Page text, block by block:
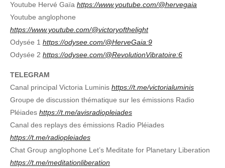
Youtube Hervé Gaïa https://www.youtube.com/@hervegaia
Youtube anglophone
https://www.youtube.com/@victoryofthelight
Odysée 1 https://odysee.com/@HerveGaia:9
Odysée 2 https://odysee.com/@RevolutionVibratoire:6
TELEGRAM
Canal principal Victoria Luminis https://t.me/victorialuminis
Groupe de discussion thématique sur les émissions Radio
Pléiades https://t.me/avisradiopleiades
Canal des replays des émissions Radio Pléiades
https://t.me/radiopleiades
Chat Group anglophone Let’s Meditate for Planetary Liberation
https://t.me/meditationliberation